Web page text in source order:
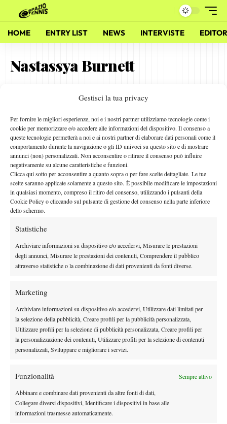
Gestisci la tua privacy
Per fornire le migliori esperienze, noi e i nostri partner utilizziamo tecnologie come i
cookie per memorizzare e/o accedere alle informazioni del dispositivo. Il consenso a
queste tecnologie permetterà a noi e ai nostri partner di elaborare dati personali come il
comportamento durante la navigazione o gli ID univoci su questo sito e di mostrare
annunci (non) personalizzati. Non acconsentire o ritirare il consenso può influire
negativamente su alcune caratteristiche e funzioni.
Clicca qui sotto per acconsentire a quanto sopra o per fare scelte dettagliate. Le tue
scelte saranno applicate solamente a questo sito. È possibile modificare le impostazioni
in qualsiasi momento, compreso il ritiro del consenso, utilizzando i pulsanti della
Cookie Policy o cliccando sul pulsante di gestione del consenso nella parte inferiore
dello schermo.
Statistiche
Archiviare informazioni su dispositivo e/o accedervi, Misurare le prestazioni
degli annunci, Misurare le prestazioni dei contenuti, Comprendere il pubblico
attraverso statistiche o la combinazione di dati provenienti da fonti diverse.
Marketing
Archiviare informazioni su dispositivo e/o accedervi, Utilizzare dati limitati per
la selezione della pubblicità, Creare profili per la pubblicità personalizzata,
Utilizzare profili per la selezione di pubblicità personalizzata, Creare profili per
la personalizzazione dei contenuti, Utilizzare profili per la selezione di contenuti
personalizzati, Sviluppare e migliorare i servizi.
Funzionalità Sempre attivo
Abbinare e combinare dati provenienti da altre fonti di dati,
Collegare diversi dispositivi, Identificare i dispositivi in base alle
informazioni trasmesse automaticamente.
HOME ENTRY LIST NEWS INTERVISTE
Nastassya Burnett
Nasty, è iniziata la scalata…
31 Luglio 2011
Alessandro Nizegorodcew
Facebook
Instagram
Testata giornalisticaSpazio Tennis